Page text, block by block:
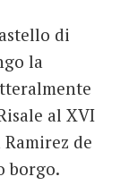
di
la
al XVI
de
borgo.